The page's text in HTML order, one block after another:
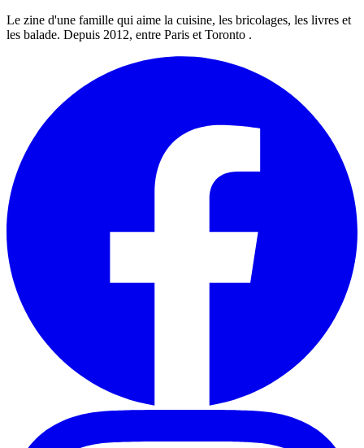
Le zine d'une famille qui aime la cuisine, les bricolages, les livres et
les balade. Depuis 2012, entre Paris et Toronto .